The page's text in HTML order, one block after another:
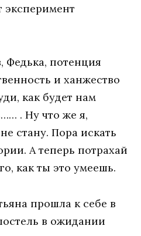
эксперимент
Федька, потенция
и ханжество
как будет нам
. Ну что же я,
стану. Пора искать
А теперь потрахай
как ты это умеешь.
прошла к себе в
в ожидании